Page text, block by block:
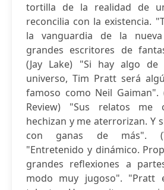
tortilla de la realidad de
reconcilia con la existencia.
la vanguardia de la
grandes escritores de
(Jay Lake) "Si hay algo
universo, Tim Pratt será
famoso como Neil Gaiman".
Review) "Sus relatos me
hechizan y me aterrorizan. Y
con ganas de más".
"Entretenido y dinámico.
grandes reflexiones a
modo muy jugoso". "Pratt